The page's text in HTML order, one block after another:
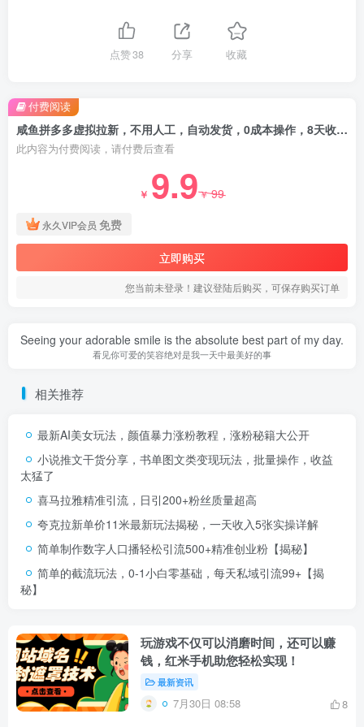
点赞38 分享 收藏
咸鱼拼多多虚拟拉新，不用人工，自动发货，0成本操作，8天收益1k
此内容为付费阅读，请付费后查看
￥ 9.9￥99
永久VIP会员 免费
立即购买
您当前未登录！建议登陆后购买，可保存购买订单
付费阅读
Seeing your adorable smile is the absolute best part of my day.
看见你可爱的笑容绝对是我一天中最美好的事
相关推荐
最新AI美女玩法，颜值暴力涨粉教程，涨粉秘籍大公开
小说推文干货分享，书单图文类变现玩法，批量操作，收益
太猛了
喜马拉雅精准引流，日引200+粉丝质量超高
夸克拉新单价11米最新玩法揭秘，一天收入5张实操详解
简单制作数字人口播轻松引流500+精准创业粉【揭秘】
简单的截流玩法，0-1小白零基础，每天私域引流99+【揭
秘】
玩游戏不仅可以消磨时间，还可以赚
钱，红米手机助您轻松实现！
最新资讯
7月30日 08:58 8